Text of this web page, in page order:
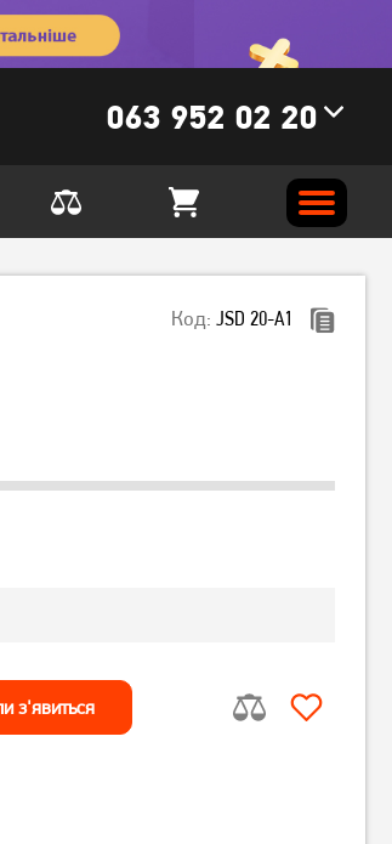
063 952 02 20
Код: JSD 20-A1
з'явиться